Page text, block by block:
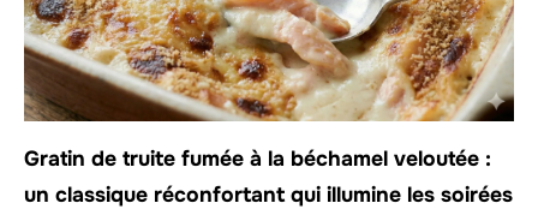
Gratin de truite fumée à la béchamel veloutée :
un classique réconfortant qui illumine les soirées